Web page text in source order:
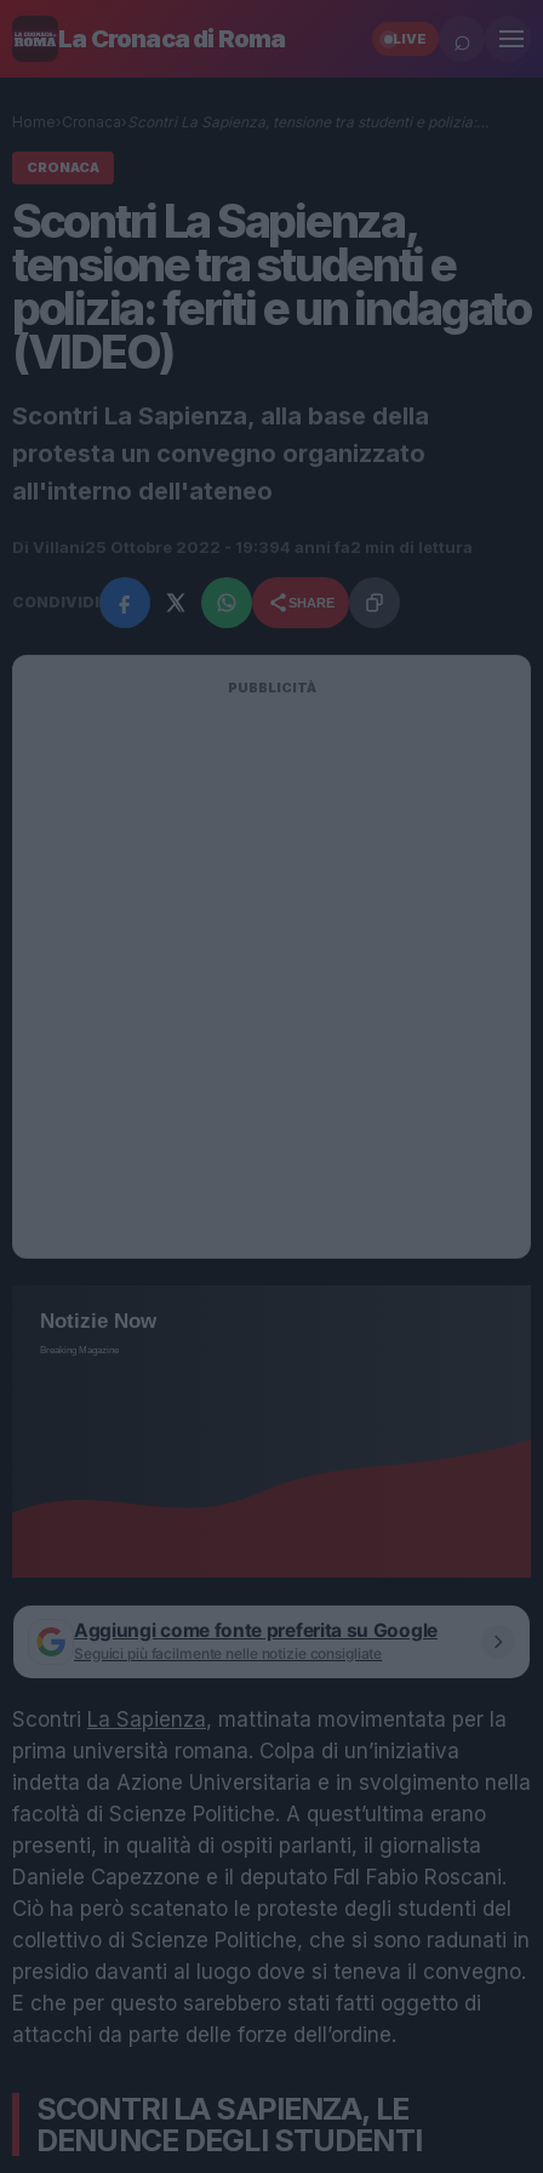
La Cronaca di Roma LIVE ⌕
Home› Cronaca› Scontri La Sapienza, tensione tra studenti e polizia:…
CRONACA
Scontri La Sapienza,
tensione tra studenti e
polizia: feriti e un indagato
(VIDEO)
Scontri La Sapienza, alla base della
protesta un convegno organizzato
all'interno dell'ateneo
Di Villani25 Ottobre 2022 - 19:394 anni fa2 min di lettura
CONDIVIDI SHARE
PUBBLICITÀ
Aggiungi come fonte preferita su Google
Seguici più facilmente nelle notizie consigliate
Scontri La Sapienza, mattinata movimentata per la
prima università romana. Colpa di un’iniziativa
indetta da Azione Universitaria e in svolgimento nella
facoltà di Scienze Politiche. A quest’ultima erano
presenti, in qualità di ospiti parlanti, il giornalista
Daniele Capezzone e il deputato FdI Fabio Roscani.
Ciò ha però scatenato le proteste degli studenti del
collettivo di Scienze Politiche, che si sono radunati in
presidio davanti al luogo dove si teneva il convegno.
E che per questo sarebbero stati fatti oggetto di
attacchi da parte delle forze dell’ordine.
SCONTRI LA SAPIENZA, LE
DENUNCE DEGLI STUDENTI